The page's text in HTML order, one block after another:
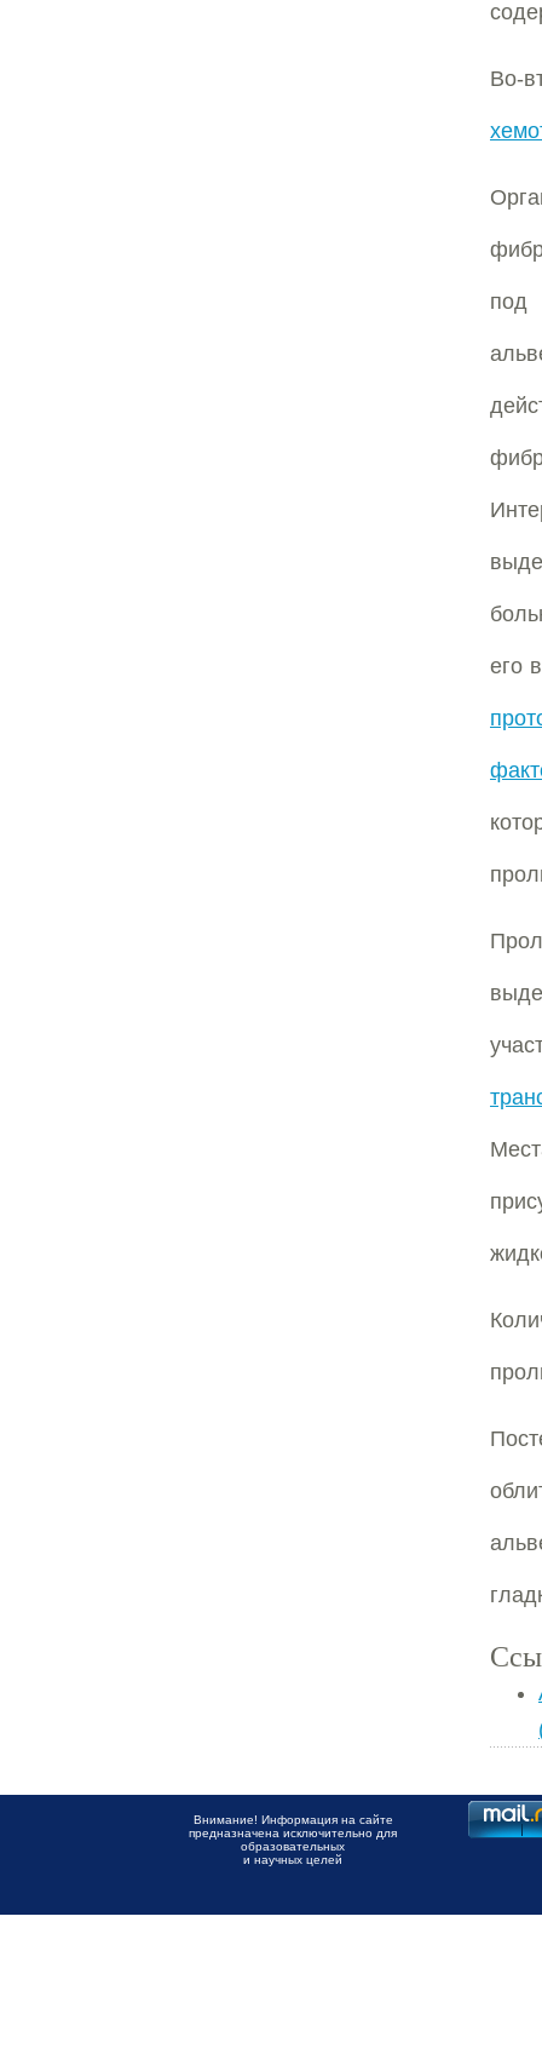
Во-
под
его
Внимание! Информация на сайте
предназначена исключительно для
образовательных
и научных целей